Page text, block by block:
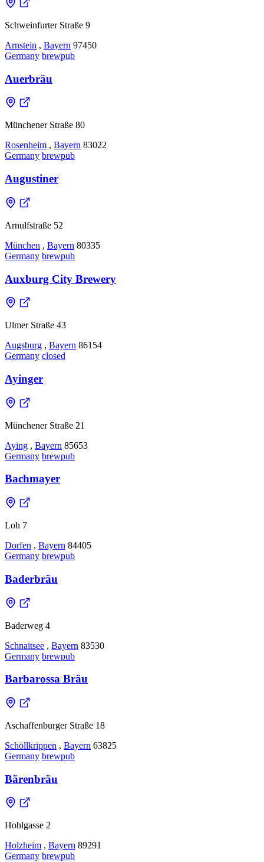
Schweinfurter Straße 9
Arnstein , Bayern 97450
Germany brewpub
Auerbräu
Münchener Straße 80
Rosenheim , Bayern 83022
Germany brewpub
Augustiner
Arnulfstraße 52
München , Bayern 80335
Germany brewpub
Auxburg City Brewery
Ulmer Straße 43
Augsburg , Bayern 86154
Germany closed
Ayinger
Münchener Straße 21
Aying , Bayern 85653
Germany brewpub
Bachmayer
Loh 7
Dorfen , Bayern 84405
Germany brewpub
Baderbräu
Baderweg 4
Schnaitsee , Bayern 83530
Germany brewpub
Barbarossa Bräu
Aschaffenburger Straße 18
Schöllkrippen , Bayern 63825
Germany brewpub
Bärenbräu
Hohlgasse 2
Holzheim , Bayern 89291
Germany brewpub